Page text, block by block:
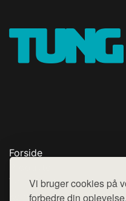
Vi bruger cookies på
forbedre din
Forside
Top Rabatter
Kontakt